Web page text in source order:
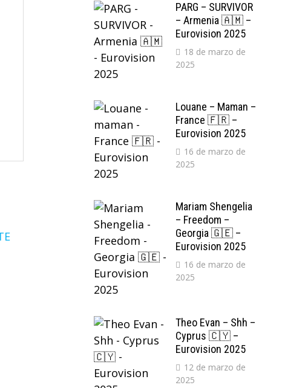
PARG – SURVIVOR
– Armenia 🇦🇲 –
Eurovision 2025
18 de marzo de
2025
Louane – Maman –
France 🇫🇷 –
Eurovision 2025
16 de marzo de
2025
Mariam Shengelia
– Freedom –
Georgia 🇬🇪 –
Eurovision 2025
16 de marzo de
2025
Theo Evan – Shh –
Cyprus 🇨🇾 –
Eurovision 2025
12 de marzo de
2025